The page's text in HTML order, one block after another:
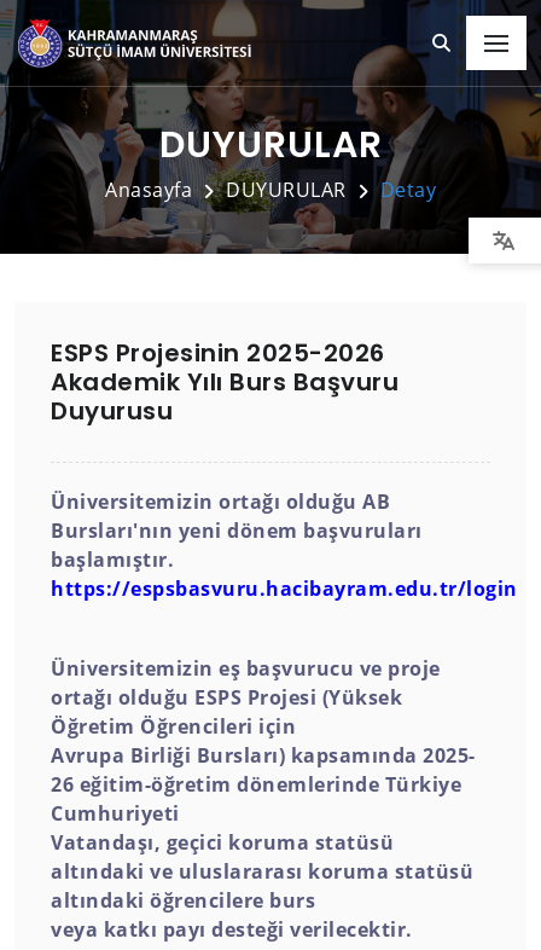
DUYURULAR
Anasayfa DUYURULAR Detay
ESPS Projesinin 2025-2026
Akademik Yılı Burs Başvuru
Duyurusu
Üniversitemizin ortağı olduğu AB
Bursları'nın yeni dönem başvuruları
başlamıştır.
https://espsbasvuru.hacibayram.edu.tr/login
Üniversitemizin eş başvurucu ve proje
ortağı olduğu ESPS Projesi (Yüksek
Öğretim Öğrencileri için
Avrupa Birliği Bursları) kapsamında 2025-
26 eğitim-öğretim dönemlerinde Türkiye
Cumhuriyeti
Vatandaşı, geçici koruma statüsü
altındaki ve uluslararası koruma statüsü
altındaki öğrencilere burs
veya katkı payı desteği verilecektir.